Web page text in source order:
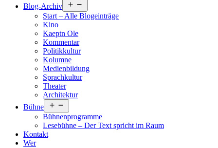
Blog-Archiv
öffnen
Start – Alle Blogeinträge
Kino
Kaeptn Ole
Kommentar
Politikkultur
Kolumne
Medienbildung
Sprachkultur
Theater
Architektur
Bühne
öffnen
Bühnenprogramme
Lesebühne – Der Text spricht im Raum
Kontakt
Wer